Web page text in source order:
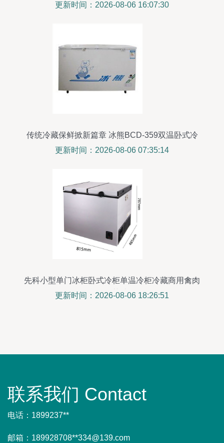
更新时间：2026-08-06 16:07:30
传统冷藏保鲜掀新篇章 冰熊BCD-359双温卧式冷
柜引关注
更新时间：2026-08-06 07:35:14
先科小型单门冰柜卧式冷柜单温冷柜冷藏商用禽肉
母乳海鲜茶叶冷柜
更新时间：2026-08-06 18:26:51
联系我们 Contact
电话：1899237**
邮箱：189928708**334@139.com